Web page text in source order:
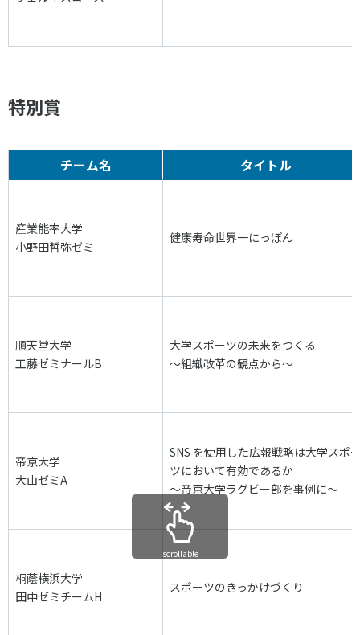
特別賞
チーム名 タイトル
産業能率大学
小野田哲弥ゼミ
健康寿命世界一にっぽん
順天堂大学
工藤ゼミナールB
大学スポーツの未来をつくる
～組織改革の観点から～
帝京大学
大山ゼミA
SNS を使用した広報戦略は大学スポ
ツにおいて有効であるか
～帝京大学ラグビー部を事例に～
桐蔭横浜大学
田中ゼミチームH
スポーツのきっかけづくり
scrollable